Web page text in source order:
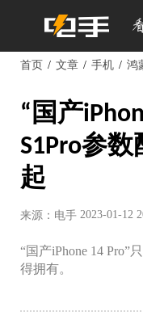
首页 文章 手机 鸿
“国产
S1Pro参
起
来源：电手 2023-01-12
“国产iPhone 14 Pro”
得拥有。